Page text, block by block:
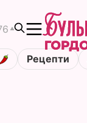
Рецепти